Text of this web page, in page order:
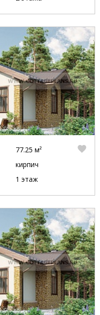
77.25 м²
кирпич
1 этаж